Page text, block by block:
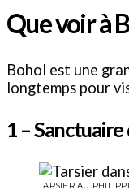
Que voir à
Bohol est une
longtemps pour
1 –
TARSIER AU